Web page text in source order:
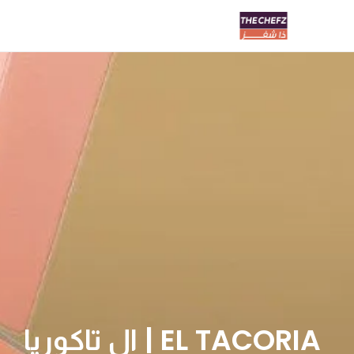
EL TACORIA | ال تاكوريا